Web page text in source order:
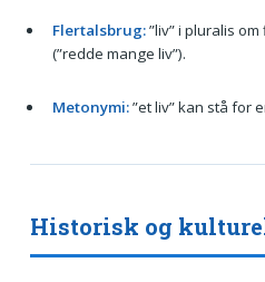
Flertalsbrug:”liv” i pluralis
(”redde mange liv”).
Metonymi:”et liv” kan stå for
Historisk og